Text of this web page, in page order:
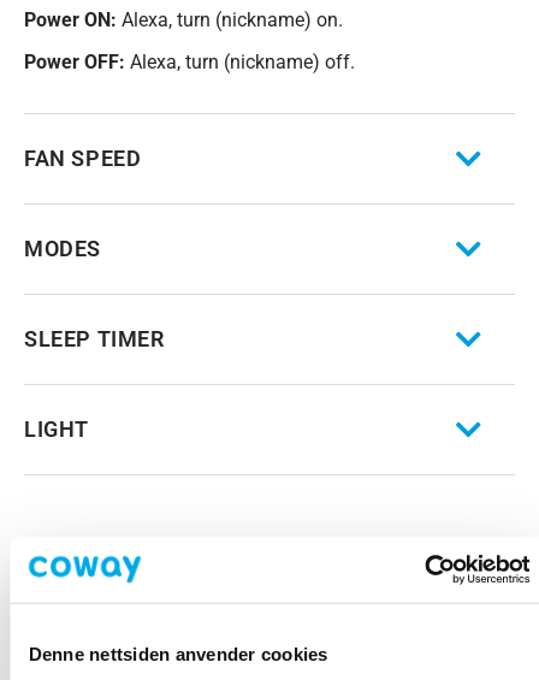
Denne nettsiden anvender cookies
Power ON: Alexa, turn (nickname) on.
Power OFF: Alexa, turn (nickname) off.
FAN SPEED
MODES
SLEEP TIMER
LIGHT
FAQ Alexa